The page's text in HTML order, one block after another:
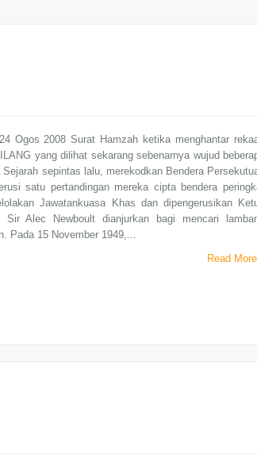
Ogos 2008 Surat Hamzah ketika menghantar
yang dilihat sekarang sebenarnya wujud
sepintas lalu, merekodkan Bendera
satu pertandingan mereka cipta bendera
Jawatankuasa Khas dan dipengerusikan
Alec Newboult dianjurkan bagi mencari
Pada 15 November 1949,...
Read More